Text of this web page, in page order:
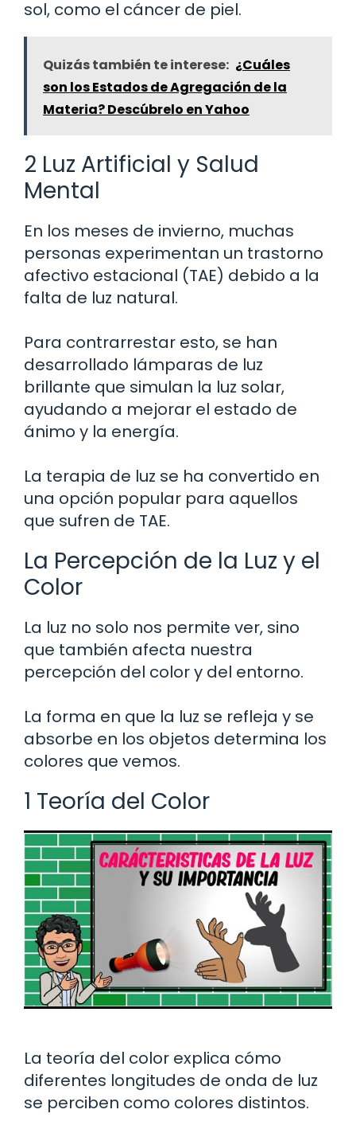
sol, como el cáncer de piel.
Quizás también te interese: ¿Cuáles
son los Estados de Agregación de la
Materia? Descúbrelo en Yahoo
2 Luz Artificial y Salud
Mental
En los meses de invierno, muchas
personas experimentan un trastorno
afectivo estacional (TAE) debido a la
falta de luz natural.
Para contrarrestar esto, se han
desarrollado lámparas de luz
brillante que simulan la luz solar,
ayudando a mejorar el estado de
ánimo y la energía.
La terapia de luz se ha convertido en
una opción popular para aquellos
que sufren de TAE.
La Percepción de la Luz y el
Color
La luz no solo nos permite ver, sino
que también afecta nuestra
percepción del color y del entorno.
La forma en que la luz se refleja y se
absorbe en los objetos determina los
colores que vemos.
1 Teoría del Color
La teoría del color explica cómo
diferentes longitudes de onda de luz
se perciben como colores distintos.